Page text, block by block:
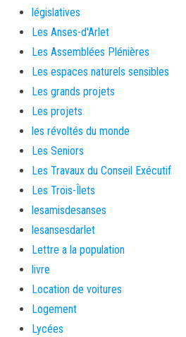
législatives
Les Anses-d'Arlet
Les Assemblées Plénières
Les espaces naturels sensibles
Les grands projets
Les projets
les révoltés du monde
Les Seniors
Les Travaux du Conseil Exécutif
Les Trois-Îlets
lesamisdesanses
lesansesdarlet
Lettre a la population
livre
Location de voitures
Logement
Lycées